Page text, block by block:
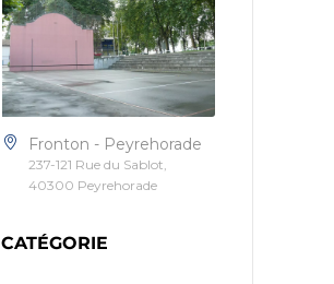
Fronton - Peyrehorade
237-121 Rue du Sablot,
40300 Peyrehorade
CATÉGORIE